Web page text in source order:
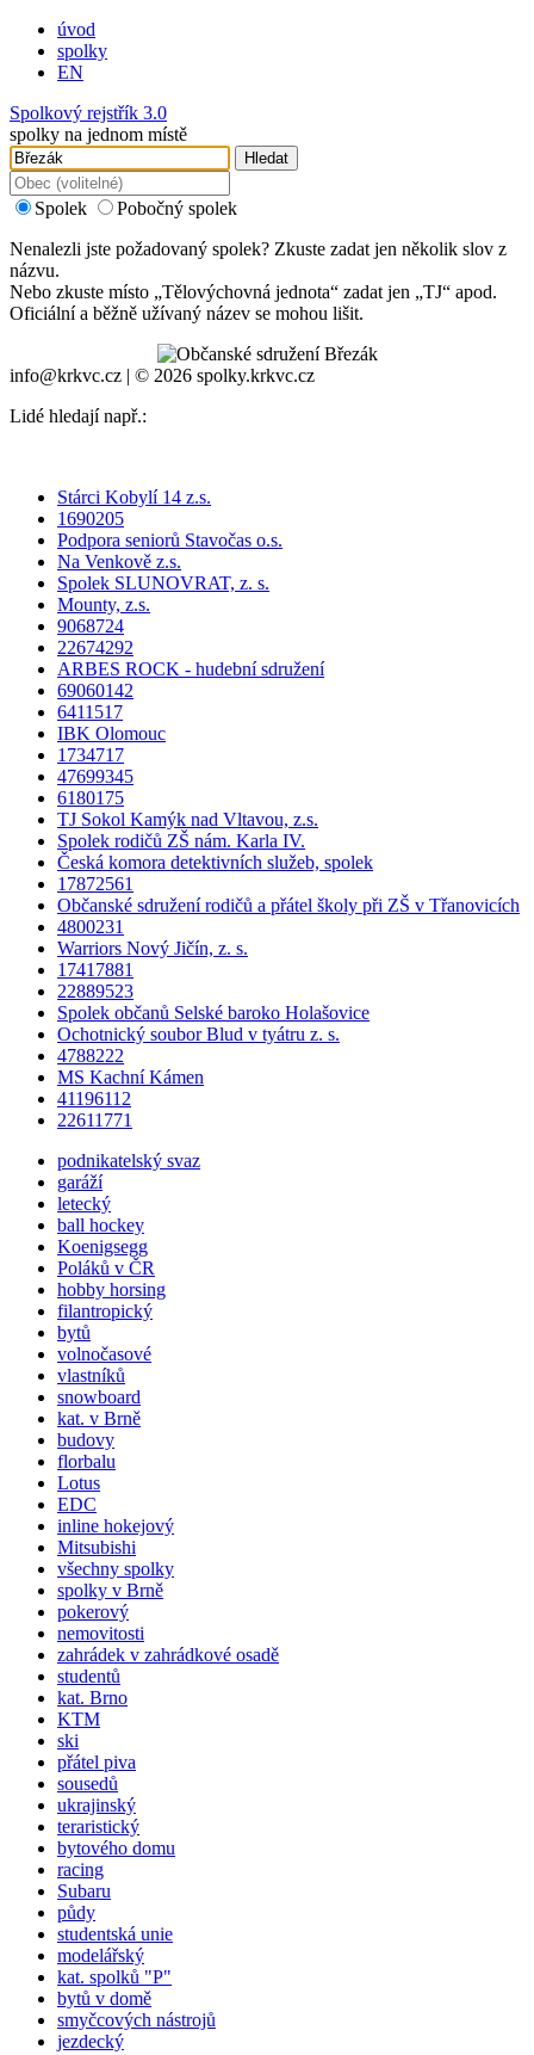
úvod
spolky
EN
Spolkový rejstřík 3.0
spolky na jednom místě
Hledat
Spolek
Pobočný spolek
Nenalezli jste požadovaný spolek? Zkuste zadat jen několik slov z
názvu.
Nebo zkuste místo „Tělovýchovná jednota“ zadat jen „TJ“ apod.
Oficiální a běžně užívaný název se mohou lišit.
info@krkvc.cz | © 2026 spolky.krkvc.cz
Lidé hledají např.:
Stárci Kobylí 14 z.s.
1690205
Podpora seniorů Stavočas o.s.
Na Venkově z.s.
Spolek SLUNOVRAT, z. s.
Mounty, z.s.
9068724
22674292
ARBES ROCK - hudební sdružení
69060142
6411517
IBK Olomouc
1734717
47699345
6180175
TJ Sokol Kamýk nad Vltavou, z.s.
Spolek rodičů ZŠ nám. Karla IV.
Česká komora detektivních služeb, spolek
17872561
Občanské sdružení rodičů a přátel školy při ZŠ v Třanovicích
4800231
Warriors Nový Jičín, z. s.
17417881
22889523
Spolek občanů Selské baroko Holašovice
Ochotnický soubor Blud v tyátru z. s.
4788222
MS Kachní Kámen
41196112
22611771
podnikatelský svaz
garáží
letecký
ball hockey
Koenigsegg
Poláků v ČR
hobby horsing
filantropický
bytů
volnočasové
vlastníků
snowboard
kat. v Brně
budovy
florbalu
Lotus
EDC
inline hokejový
Mitsubishi
všechny spolky
spolky v Brně
pokerový
nemovitosti
zahrádek v zahrádkové osadě
studentů
kat. Brno
KTM
ski
přátel piva
sousedů
ukrajinský
teraristický
bytového domu
racing
Subaru
půdy
studentská unie
modelářský
kat. spolků "P"
bytů v domě
smyčcových nástrojů
jezdecký